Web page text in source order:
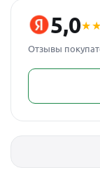
5,0
Отзывы